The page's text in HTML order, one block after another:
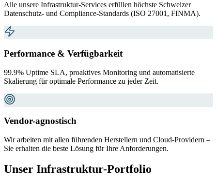
Alle unsere Infrastruktur-Services erfüllen höchste Schweizer
Datenschutz- und Compliance-Standards (ISO 27001, FINMA).
Performance & Verfügbarkeit
99.9% Uptime SLA, proaktives Monitoring und automatisierte
Skalierung für optimale Performance zu jeder Zeit.
Vendor-agnostisch
Wir arbeiten mit allen führenden Herstellern und Cloud-Providern –
Sie erhalten die beste Lösung für Ihre Anforderungen.
Unser Infrastruktur-Portfolio